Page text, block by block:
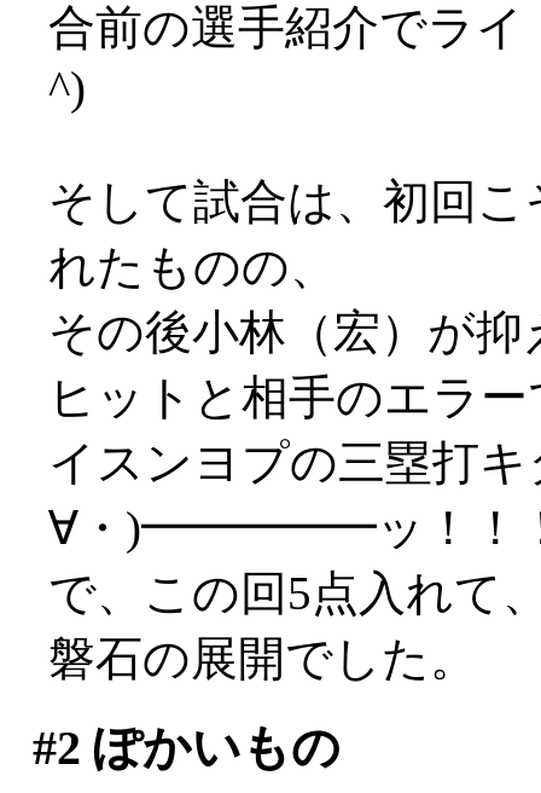
合前の選手紹介でラ
^)
そして試合は、初回
れたものの、
その後小林（宏）が
ヒットと相手のエラ
イスンヨプの三塁
∀・)━━━━━ッ！！
で、この回5点入れて
磐石の展開でした。
#2 ぽかいもの